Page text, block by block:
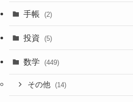
手帳 (2)
投資 (5)
数学 (449)
その他 (14)